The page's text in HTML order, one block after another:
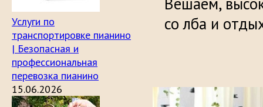
Услуги по
транспортировке пианино
| Безопасная и
профессиональная
перевозка пианино
15.06.2026
со лба и